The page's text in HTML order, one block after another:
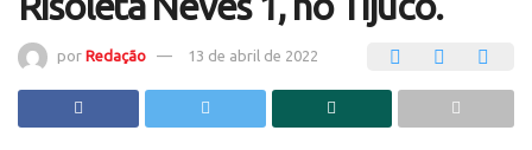
por Redação 13 de abril de 2022